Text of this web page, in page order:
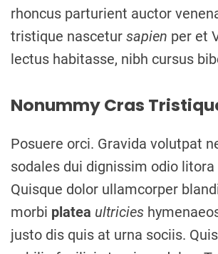
rhoncus parturient auctor
tristique nascetur sapien per et
lectus habitasse, nibh cursus
Nonummy Cras
Posuere orci. Gravida volutpat
sodales dui dignissim odio
Quisque dolor ullamcorper
morbi platea ultricies
justo dis quis at urna sociis.